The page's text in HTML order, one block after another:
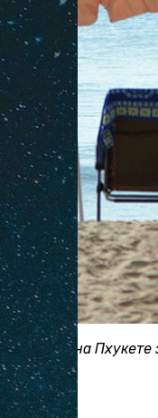
Най Тон на Пхукете